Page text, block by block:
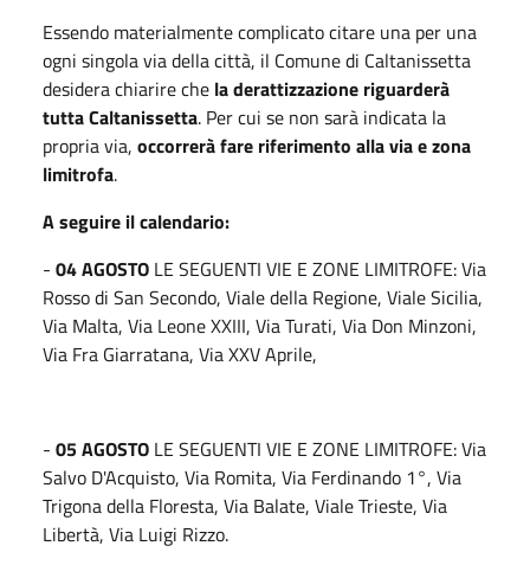
Essendo materialmente complicato citare una per una
ogni singola via della città, il Comune di Caltanissetta
desidera chiarire che la derattizzazione riguarderà
tutta Caltanissetta. Per cui se non sarà indicata la
propria via, occorrerà fare riferimento alla via e zona
limitrofa.
A seguire il calendario:
- 04 AGOSTO LE SEGUENTI VIE E ZONE LIMITROFE: Via
Rosso di San Secondo, Viale della Regione, Viale Sicilia,
Via Malta, Via Leone XXIII, Via Turati, Via Don Minzoni,
Via Fra Giarratana, Via XXV Aprile,
- 05 AGOSTO LE SEGUENTI VIE E ZONE LIMITROFE: Via
Salvo D'Acquisto, Via Romita, Via Ferdinando 1°, Via
Trigona della Floresta, Via Balate, Viale Trieste, Via
Libertà, Via Luigi Rizzo.